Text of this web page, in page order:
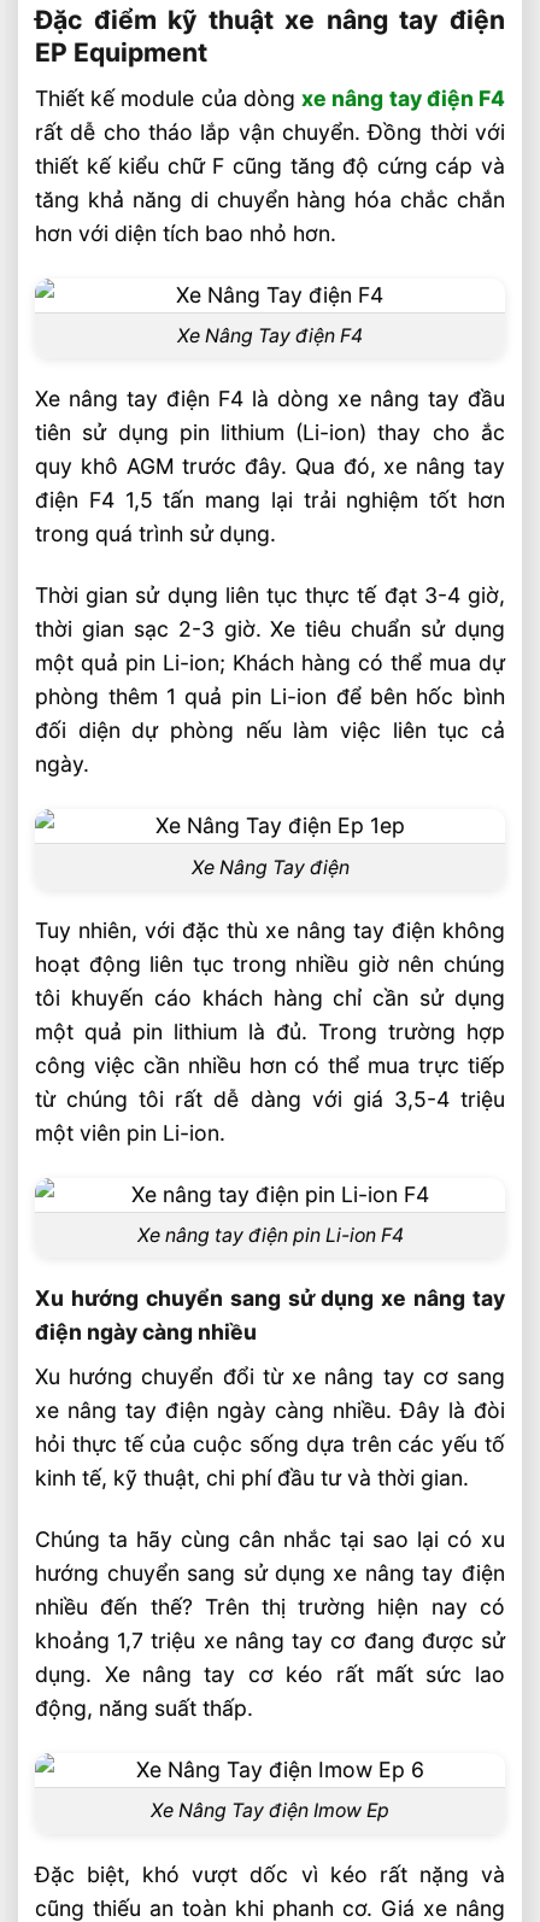
Đặc điểm kỹ thuật xe nâng tay điện
EP Equipment
Thiết kế module của dòngxe nâng tay điện F4
rất dễ cho tháo lắp vận chuyển. Đồng thời với
thiết kế kiểu chữ F cũng tăng độ cứng cáp và
tăng khả năng di chuyển hàng hóa chắc chắn
hơn với diện tích bao nhỏ hơn.
Xe Nâng Tay điện F4
Xe nâng tay điện F4 là dòng xe nâng tay đầu
tiên sử dụng pin lithium (Li-ion) thay cho ắc
quy khô AGM trước đây. Qua đó, xe nâng tay
điện F4 1,5 tấn mang lại trải nghiệm tốt hơn
trong quá trình sử dụng.
Thời gian sử dụng liên tục thực tế đạt 3-4 giờ,
thời gian sạc 2-3 giờ. Xe tiêu chuẩn sử dụng
một quả pin Li-ion; Khách hàng có thể mua dự
phòng thêm 1 quả pin Li-ion để bên hốc bình
đối diện dự phòng nếu làm việc liên tục cả
ngày.
Xe Nâng Tay điện
Tuy nhiên, với đặc thù xe nâng tay điện không
hoạt động liên tục trong nhiều giờ nên chúng
tôi khuyến cáo khách hàng chỉ cần sử dụng
một quả pin lithium là đủ. Trong trường hợp
công việc cần nhiều hơn có thể mua trực tiếp
từ chúng tôi rất dễ dàng với giá 3,5-4 triệu
một viên pin Li-ion.
Xe nâng tay điện pin Li-ion F4
Xu hướng chuyển sang sử dụng xe nâng tay
điện ngày càng nhiều
Xu hướng chuyển đổi từ xe nâng tay cơ sang
xe nâng tay điện ngày càng nhiều. Đây là đòi
hỏi thực tế của cuộc sống dựa trên các yếu tố
kinh tế, kỹ thuật, chi phí đầu tư và thời gian.
Chúng ta hãy cùng cân nhắc tại sao lại có xu
hướng chuyển sang sử dụng xe nâng tay điện
nhiều đến thế? Trên thị trường hiện nay có
khoảng 1,7 triệu xe nâng tay cơ đang được sử
dụng. Xe nâng tay cơ kéo rất mất sức lao
động, năng suất thấp.
Xe Nâng Tay điện Imow Ep
Đặc biệt, khó vượt dốc vì kéo rất nặng và
cũng thiếu an toàn khi phanh cơ. Giá xe nâng